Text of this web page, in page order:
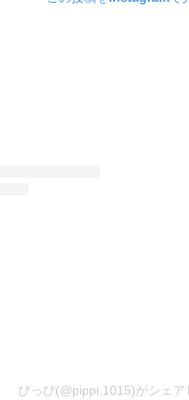
ぴっぴ(@pippi.1015)がシェア